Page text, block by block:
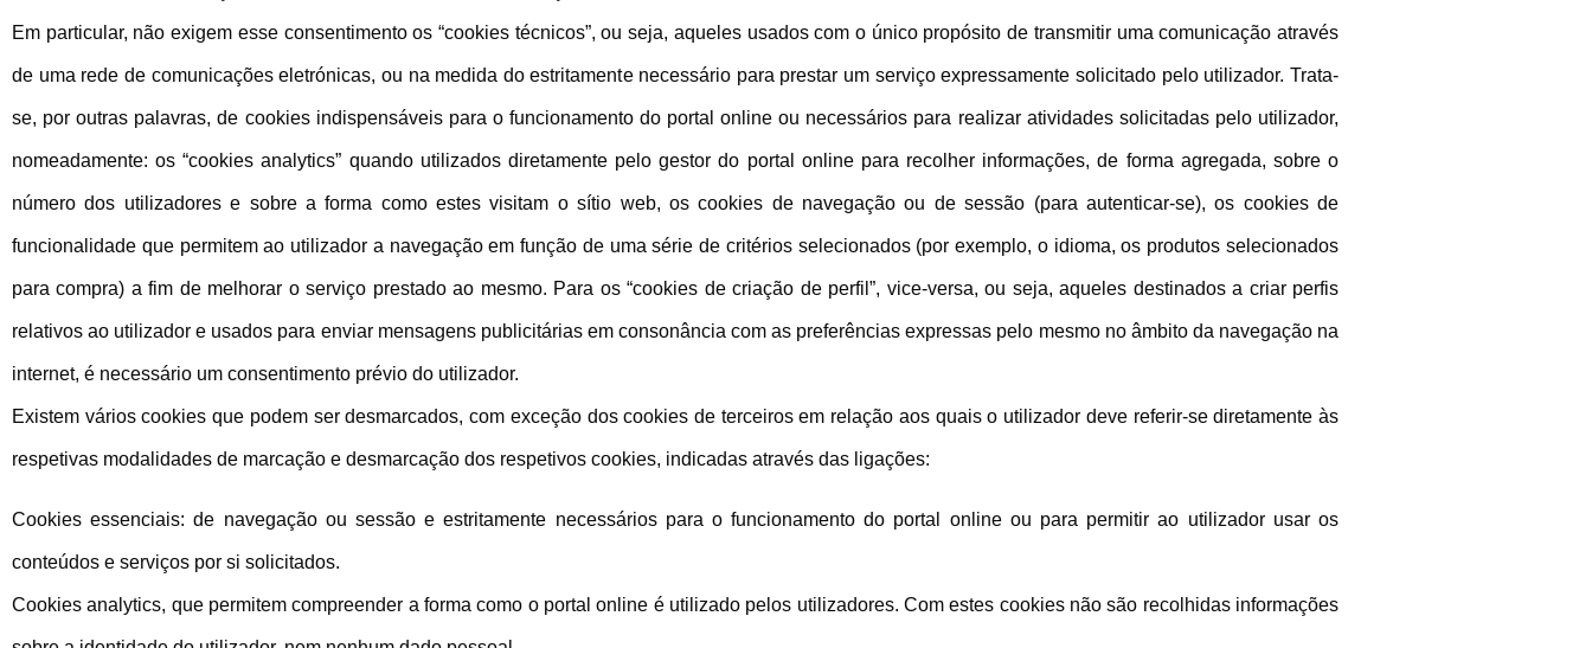
Em particular, não exigem esse consentimento os “cookies técnicos”, ou seja, aqueles usados com o único propósito de transmitir uma comunicação através
de uma rede de comunicações eletrónicas, ou na medida do estritamente necessário para prestar um serviço expressamente solicitado pelo utilizador. Trata-
se, por outras palavras, de cookies indispensáveis para o funcionamento do portal online ou necessários para realizar atividades solicitadas pelo utilizador,
nomeadamente: os “cookies analytics” quando utilizados diretamente pelo gestor do portal online para recolher informações, de forma agregada, sobre o
número dos utilizadores e sobre a forma como estes visitam o sítio web, os cookies de navegação ou de sessão (para autenticar-se), os cookies de
funcionalidade que permitem ao utilizador a navegação em função de uma série de critérios selecionados (por exemplo, o idioma, os produtos selecionados
para compra) a fim de melhorar o serviço prestado ao mesmo. Para os “cookies de criação de perfil”, vice-versa, ou seja, aqueles destinados a criar perfis
relativos ao utilizador e usados para enviar mensagens publicitárias em consonância com as preferências expressas pelo mesmo no âmbito da navegação na
internet, é necessário um consentimento prévio do utilizador.
Existem vários cookies que podem ser desmarcados, com exceção dos cookies de terceiros em relação aos quais o utilizador deve referir-se diretamente às
respetivas modalidades de marcação e desmarcação dos respetivos cookies, indicadas através das ligações:
Cookies essenciais: de navegação ou sessão e estritamente necessários para o funcionamento do portal online ou para permitir ao utilizador usar os
conteúdos e serviços por si solicitados.
Cookies analytics, que permitem compreender a forma como o portal online é utilizado pelos utilizadores. Com estes cookies não são recolhidas informações